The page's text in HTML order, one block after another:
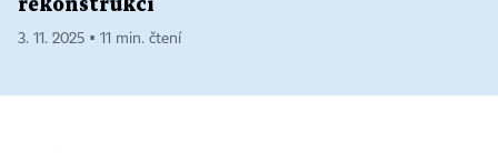
rekonstrukci
3. 11. 2025 ▪ 11 min. čtení